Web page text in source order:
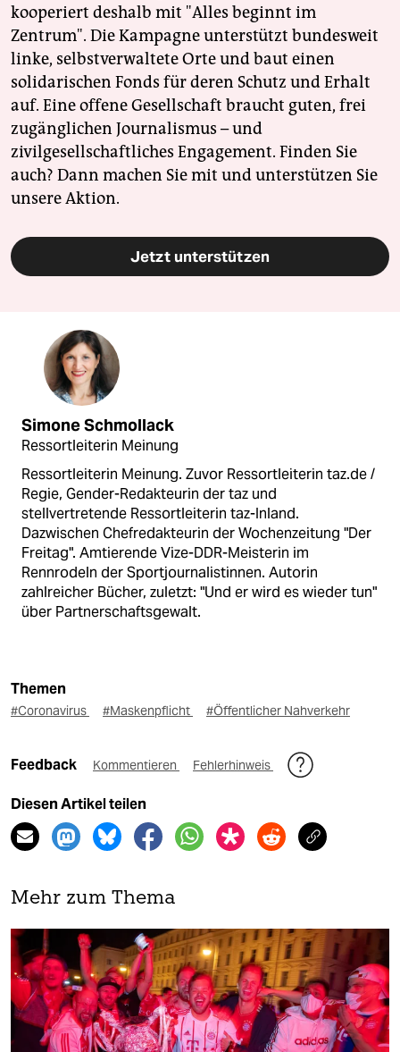
kooperiert deshalb mit "Alles beginnt im
Zentrum". Die Kampagne unterstützt bundesweit
linke, selbstverwaltete Orte und baut einen
solidarischen Fonds für deren Schutz und Erhalt
auf. Eine offene Gesellschaft braucht guten, frei
zugänglichen Journalismus – und
zivilgesellschaftliches Engagement. Finden Sie
auch? Dann machen Sie mit und unterstützen Sie
unsere Aktion.
Jetzt unterstützen
Simone Schmollack
Ressortleiterin Meinung
Ressortleiterin Meinung. Zuvor Ressortleiterin taz.de /
Regie, Gender-Redakteurin der taz und
stellvertretende Ressortleiterin taz-Inland.
Dazwischen Chefredakteurin der Wochenzeitung "Der
Freitag". Amtierende Vize-DDR-Meisterin im
Rennrodeln der Sportjournalistinnen. Autorin
zahlreicher Bücher, zuletzt: "Und er wird es wieder tun"
über Partnerschaftsgewalt.
Themen
#Coronavirus #Maskenpflicht #Öffentlicher Nahverkehr
Feedback Kommentieren Fehlerhinweis
Diesen Artikel teilen
Mehr zum Thema